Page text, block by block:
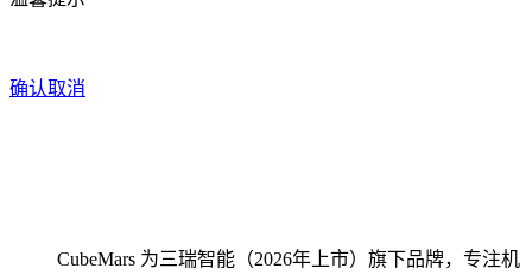
确认取消
CubeMars 为三瑞智能（2026年上市）旗下品牌，专注机